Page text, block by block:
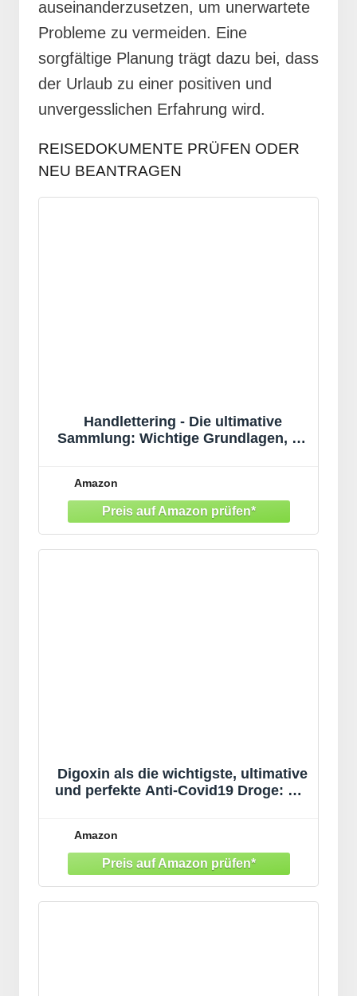
auseinanderzusetzen, um unerwartete
Probleme zu vermeiden. Eine
sorgfältige Planung trägt dazu bei, dass
der Urlaub zu einer positiven und
unvergesslichen Erfahrung wird.
REISEDOKUMENTE PRÜFEN ODER
NEU BEANTRAGEN
Handlettering - Die ultimative
Sammlung: Wichtige Grundlagen, 20
Amazon
Digoxin als die wichtigste, ultimative
und perfekte Anti-Covid19 Droge: Die
Amazon